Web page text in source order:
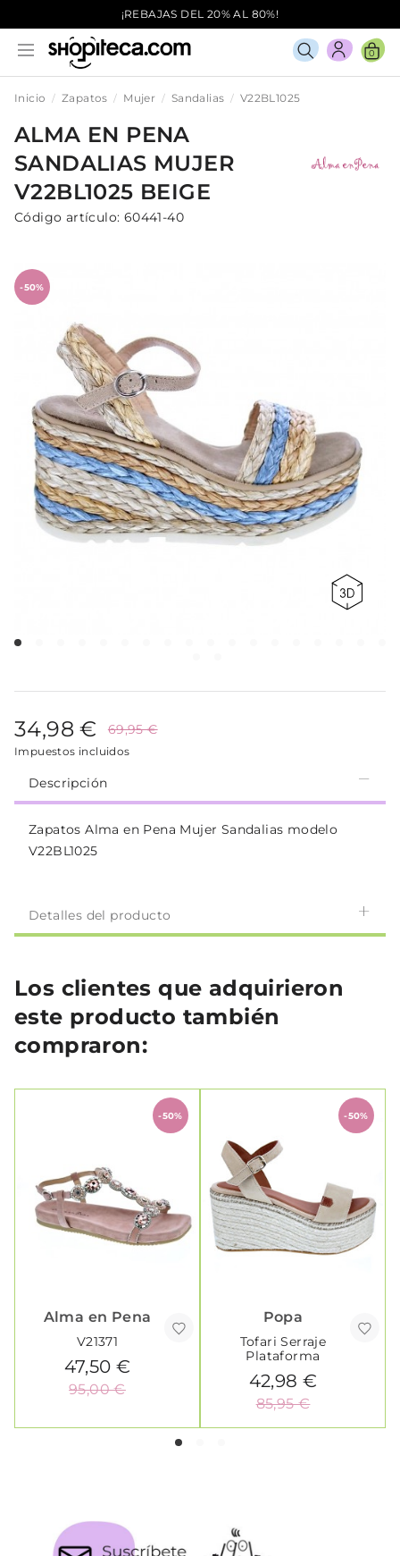
¡REBAJAS DEL 20% AL 80%!
0
Inicio Zapatos Mujer Sandalias V22BL1025
ALMA EN PENA
SANDALIAS MUJER
V22BL1025 BEIGE
Código artículo: 60441-40
-50%
34,98 € 69,95 €
Impuestos incluidos
Descripción
Zapatos Alma en Pena Mujer Sandalias modelo
V22BL1025
Detalles del producto
Los clientes que adquirieron
este producto también
compraron:
-50%
Alma en Pena
V21371
47,50 €
95,00 €
-50%
Popa
Tofari Serraje
Plataforma
42,98 €
85,95 €